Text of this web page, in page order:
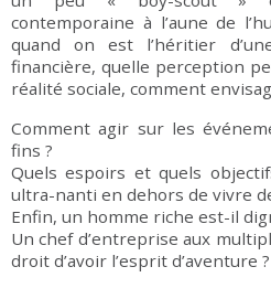
contemporaine à l’aune de
quand on est l’héritier
financière, quelle perception
réalité sociale, comment
Comment agir sur les
fins ?
Quels espoirs et quels
ultra-nanti en dehors de vivre
Enfin, un homme riche est-il
Un chef d’entreprise aux
droit d’avoir l’esprit d’aventure ?